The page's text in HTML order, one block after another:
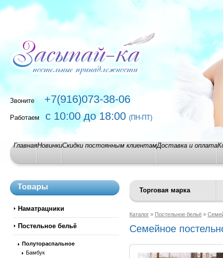
Звоните+7(916)073-38-06
Работаем с 10:00 до 18:00 (ПН-ПТ)
ГлавнаяНовинкиСкидки постоянным клиентамДоставка и оплата
Товары
Наматрацники
Постельное бельё
Полутораспальное
Бамбук
Торговая марка
Каталог » Постельное бельё »
Семейное